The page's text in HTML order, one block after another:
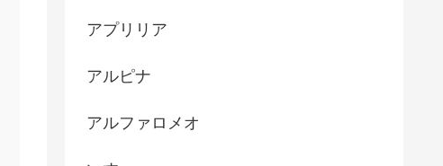
アプリリア
アルピナ
アルファロメオ